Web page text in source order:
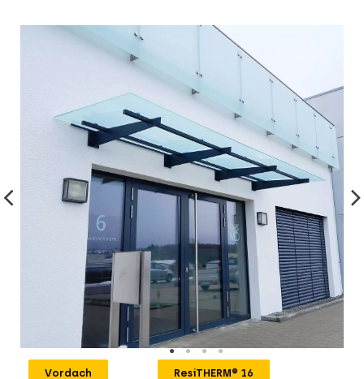
Vordach ResiTHERM® 16